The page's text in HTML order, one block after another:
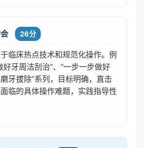
26分
临床热点技术和规范化操作。例
好牙周洁刮治”、“一步一步做好
牙拔除”系列，目标明确，直击
临的具体操作难题，实践指导性